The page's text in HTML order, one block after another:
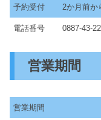
予約受付 2か月前か
電話番号 0887-43-
営業期間
営業期間